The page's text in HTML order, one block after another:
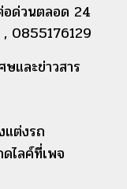
ด่วนตลอด 24
0855176129
และข่าวสาร
แต่งรถ
ไลค์ที่เพจ